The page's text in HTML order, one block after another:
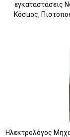
εγκαταστάσεις
Κόσμος,
Ηλεκτρολόγος